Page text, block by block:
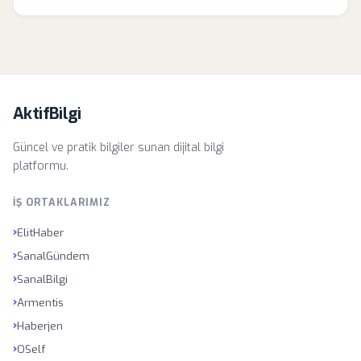
AktifBilgi
Güncel ve pratik bilgiler sunan dijital bilgi
platformu.
İŞ ORTAKLARIMIZ
›ElitHaber
›SanalGündem
›SanalBilgi
›Armentis
›Haberjen
›OSelf